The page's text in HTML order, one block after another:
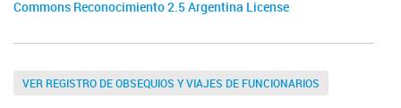
Commons Reconocimiento 2.5 Argentina License
VER REGISTRO DE OBSEQUIOS Y VIAJES DE FUNCIONARIOS